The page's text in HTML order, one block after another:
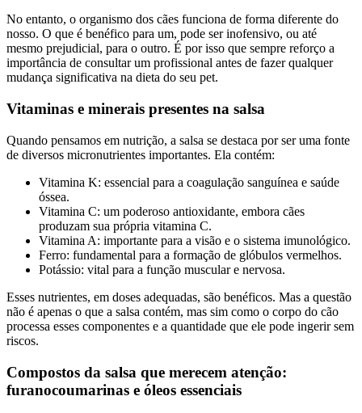
No entanto, o organismo dos cães funciona de forma diferente do
nosso. O que é benéfico para um, pode ser inofensivo, ou até
mesmo prejudicial, para o outro. É por isso que sempre reforço a
importância de consultar um profissional antes de fazer qualquer
mudança significativa na dieta do seu pet.
Vitaminas e minerais presentes na salsa
Quando pensamos em nutrição, a salsa se destaca por ser uma fonte
de diversos micronutrientes importantes. Ela contém:
Vitamina K: essencial para a coagulação sanguínea e saúde
óssea.
Vitamina C: um poderoso antioxidante, embora cães
produzam sua própria vitamina C.
Vitamina A: importante para a visão e o sistema imunológico.
Ferro: fundamental para a formação de glóbulos vermelhos.
Potássio: vital para a função muscular e nervosa.
Esses nutrientes, em doses adequadas, são benéficos. Mas a questão
não é apenas o que a salsa contém, mas sim como o corpo do cão
processa esses componentes e a quantidade que ele pode ingerir sem
riscos.
Compostos da salsa que merecem atenção:
furanocoumarinas e óleos essenciais